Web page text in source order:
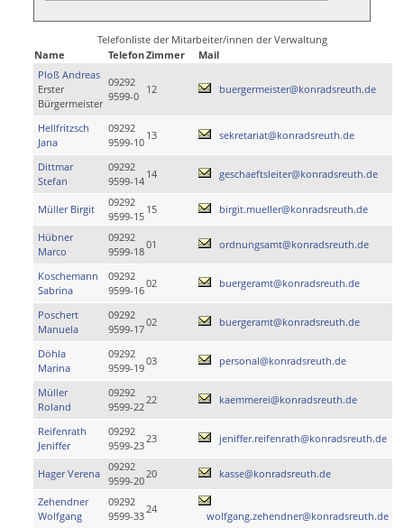
Telefonliste der Mitarbeiter/innen der Verwaltung
Name
TelefonZimmer
Mail
Ploß Andreas
Erster
Bürgermeister
09292
9599-0
12 buergermeister@konradsreuth.de
Hellfritzsch
Jana
09292
9599-10
13 sekretariat@konradsreuth.de
Dittmar
Stefan
09292
9599-14
14 geschaeftsleiter@konradsreuth.de
Müller Birgit
09292
9599-15
15 birgit.mueller@konradsreuth.de
Hübner
Marco
09292
9599-18
01 ordnungsamt@konradsreuth.de
Koschemann
Sabrina
09292
9599-16
02 buergeramt@konradsreuth.de
Poschert
Manuela
09292
9599-17
02 buergeramt@konradsreuth.de
Döhla
Marina
09292
9599-19
03 personal@konradsreuth.de
Müller
Roland
09292
9599-22
22 kaemmerei@konradsreuth.de
Reifenrath
Jeniffer
09292
9599-23
23 jeniffer.reifenrath@konradsreuth.de
Hager Verena
09292
9599-20
20 kasse@konradsreuth.de
Zehendner
Wolfgang
09292
9599-33
24
wolfgang.zehendner@konradsreuth.de